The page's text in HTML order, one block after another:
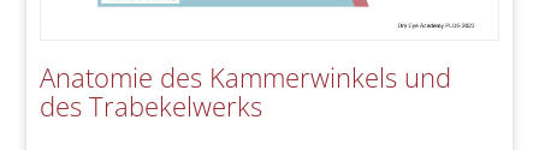
Anatomie des Kammerwinkels und
des Trabekelwerks